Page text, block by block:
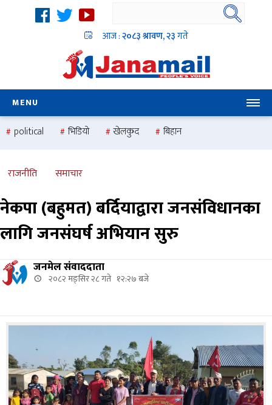
आज :२०८३ श्रावण, २३गते
MENU
political भिडियो खेलकुद
बिहान
national
health
राजनीति समाचार
नेकपा (बहुमत) बर्दियाद्वारा जनसंविधानका
लागि जनसंघर्ष अभियान सुरु
जनमेल संवाददाता
२०८२ मङ्सिर २८ गते १२:२७ बजे